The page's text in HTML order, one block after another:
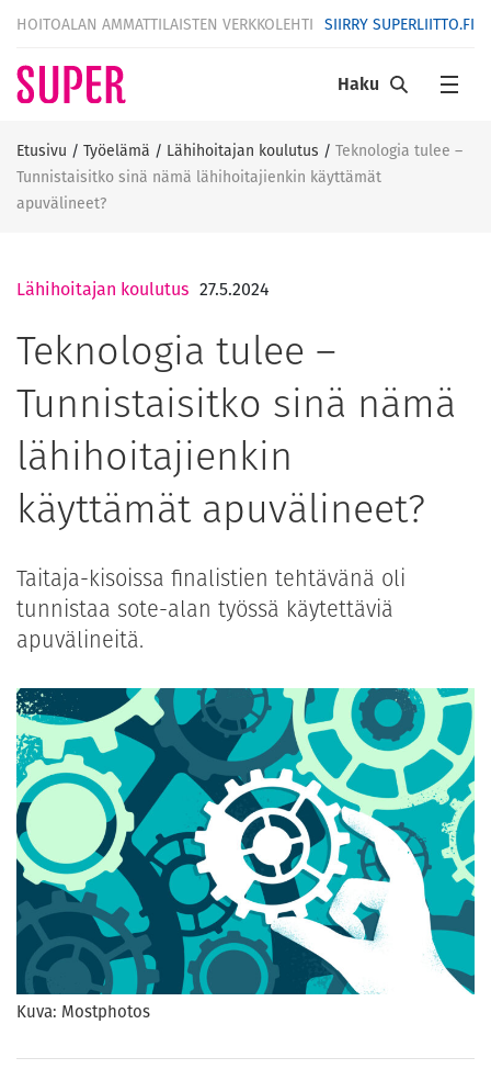
HOITOALAN AMMATTILAISTEN VERKKOLEHTI SIIRRY SUPERLIITTO.FI
Haku
Etusivu / Työelämä / Lähihoitajan koulutus / Teknologia tulee –
Tunnistaisitko sinä nämä lähihoitajienkin käyttämät
apuvälineet?
Lähihoitajan koulutus 27.5.2024
Teknologia tulee –
Tunnistaisitko sinä nämä
lähihoitajienkin
käyttämät apuvälineet?
Taitaja-kisoissa finalistien tehtävänä oli
tunnistaa sote-alan työssä käytettäviä
apuvälineitä.
Kuva: Mostphotos